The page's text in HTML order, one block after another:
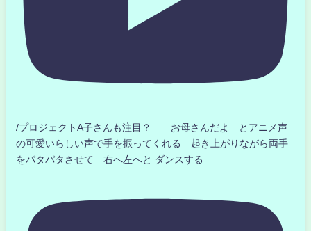
/プロジェクトA子さんも注目？ お母さんだよ とアニメ声
の可愛いらしい声で手を振ってくれる 起き上がりながら両手
をパタパタさせて 右へ左へと ダンスする